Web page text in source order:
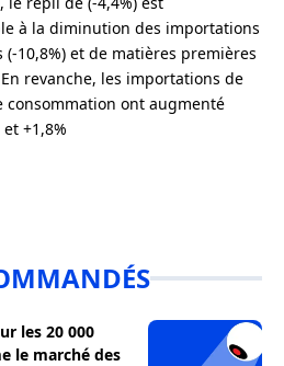
à la diminution des importations
10,8%) et de matières premières
revanche, les importations de
consommation ont augmenté
+1,8%
les 20 000
le marché des